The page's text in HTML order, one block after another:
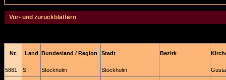
Vor- und zurückblättern
Nr. Land Bundesland / Region Stadt Bezirk
5881 S Stockholm Stockholm